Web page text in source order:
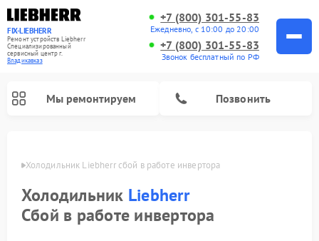
FIX-LIEBHERR
Ремонт устройств Liebherr
Специализированный
cервисный центр г.
Владикавказ
+7 (800) 301-55-83
Ежедневно, с 10:00 до 20:00
+7 (800) 301-55-83
Звонок бесплатный по РФ
Мы ремонтируем Позвонить
Холодильник Liebherr сбой в работе инвертора
Холодильник Liebherr
Сбой в работе инвертора